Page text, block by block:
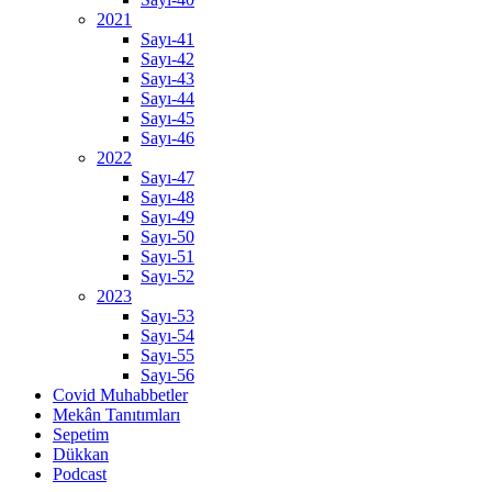
2021
Sayı-41
Sayı-42
Sayı-43
Sayı-44
Sayı-45
Sayı-46
2022
Sayı-47
Sayı-48
Sayı-49
Sayı-50
Sayı-51
Sayı-52
2023
Sayı-53
Sayı-54
Sayı-55
Sayı-56
Covid Muhabbetler
Mekân Tanıtımları
Sepetim
Dükkan
Podcast